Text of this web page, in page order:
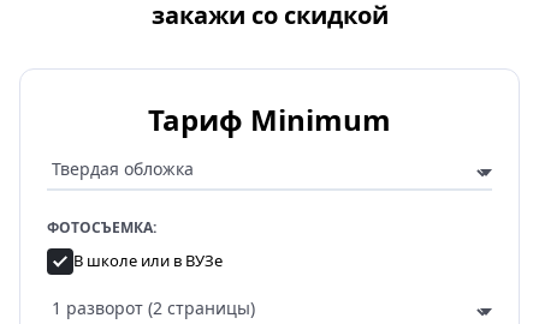
закажи со скидкой
Тариф Minimum
ФОТОСЪЕМКА:
В школе или в ВУЗе